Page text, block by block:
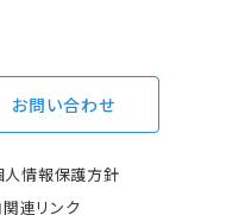
お問い合わせ
人情報保護方針
関連リンク